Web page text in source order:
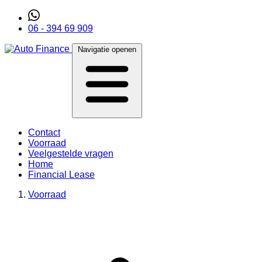
06 - 394 69 909
Navigatie openen
Contact
Voorraad
Veelgestelde vragen
Home
Financial Lease
Voorraad